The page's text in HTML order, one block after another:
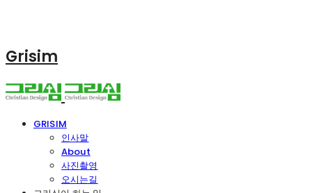
Grisim
GRISIM
인사말
About
사진촬영
오시는길